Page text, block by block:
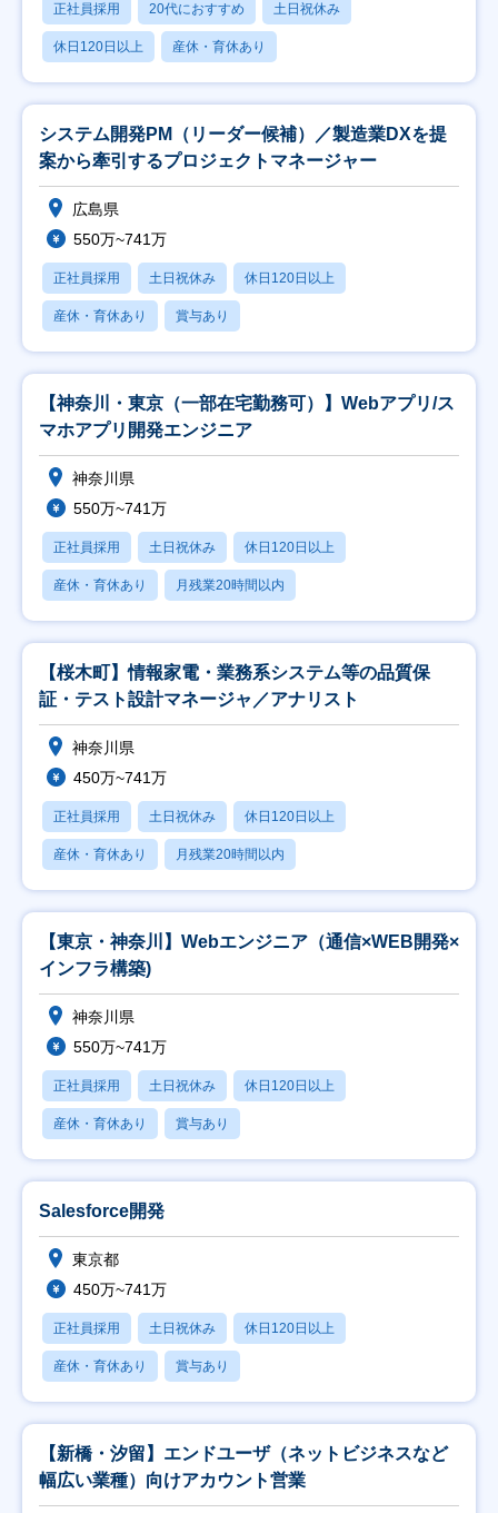
正社員採用 20代におすすめ 土日祝休み
休日120日以上 産休・育休あり
システム開発PM（リーダー候補）／製造業DXを提
案から牽引するプロジェクトマネージャー
広島県
550万~741万
正社員採用 土日祝休み 休日120日以上
産休・育休あり 賞与あり
【神奈川・東京（一部在宅勤務可）】Webアプリ/ス
マホアプリ開発エンジニア
神奈川県
550万~741万
正社員採用 土日祝休み 休日120日以上
産休・育休あり 月残業20時間以内
【桜木町】情報家電・業務系システム等の品質保
証・テスト設計マネージャ／アナリスト
神奈川県
450万~741万
正社員採用 土日祝休み 休日120日以上
産休・育休あり 月残業20時間以内
【東京・神奈川】Webエンジニア（通信×WEB開発×
インフラ構築)
神奈川県
550万~741万
正社員採用 土日祝休み 休日120日以上
産休・育休あり 賞与あり
Salesforce開発
東京都
450万~741万
正社員採用 土日祝休み 休日120日以上
産休・育休あり 賞与あり
【新橋・汐留】エンドユーザ（ネットビジネスなど
幅広い業種）向けアカウント営業